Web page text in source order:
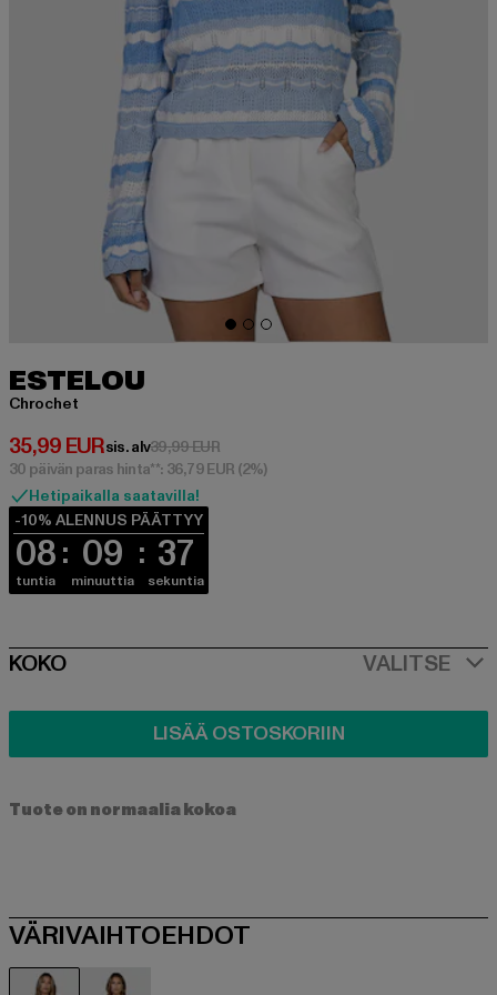
ESTELOU
Chrochet
35,99 EUR
Ajankohtainen hinta: 35,99 EUR
sis. alv39,99 EURKampanjahinta: 39,99 EUR
30 päivän paras hinta**: 36,79 EUR (2%)
Hetipaikalla saatavilla!
-10% ALENNUS PÄÄTTYY
08
tuntia
09
minuuttia
37
sekuntia
SIZE
KOKO VALITSE
LISÄÄ OSTOSKORIIN
Tuote on normaalia kokoa
VÄRIVAIHTOEHDOT